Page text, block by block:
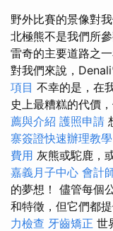
野外比賽的景像對
北極熊不是我們所
雷奇的主要道路之
對我們來說，
項目 不幸的是，在
史上最糟糕的代價
薦與介紹 護照申請
寨簽證快速辦理教學
費用 灰熊或駝鹿，
嘉義月子中心 會計
的夢想！ 儘管每個
和特徵，但它們都
力檢查 牙齒矯正 世